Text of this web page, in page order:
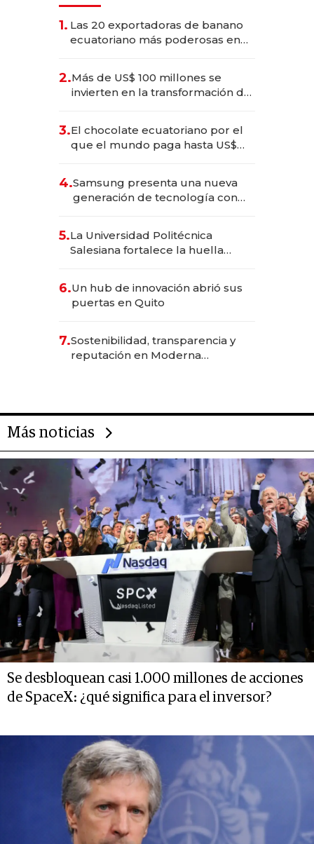
1. Las 20 exportadoras de banano
ecuatoriano más poderosas en
2.Más de US$ 100 millones se
invierten en la transformación de
3.El chocolate ecuatoriano por el
que el mundo paga hasta US$
4.Samsung presenta una nueva
generación de tecnología con
5.La Universidad Politécnica
Salesiana fortalece la huella
6.Un hub de innovación abrió sus
puertas en Quito
7.Sostenibilidad, transparencia y
reputación en Moderna
Más noticias
Se desbloquean casi 1.000 millones de acciones
de SpaceX: ¿qué significa para el inversor?